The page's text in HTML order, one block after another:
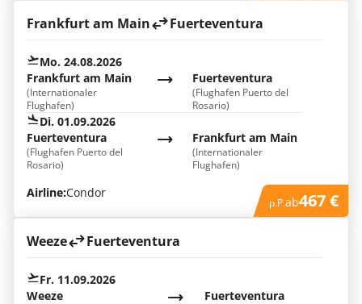
Frankfurt am Main Fuerteventura
Mo. 24.08.2026
Frankfurt am Main
(Internationaler
Flughafen)
Fuerteventura
(Flughafen Puerto del
Rosario)
Di. 01.09.2026
Frankfurt am Main
(Internationaler
Flughafen)
Fuerteventura
(Flughafen Puerto del
Rosario)
Airline:Condor
p.P.ab467 €
Weeze Fuerteventura
Fr. 11.09.2026
Weeze
Fuerteventura